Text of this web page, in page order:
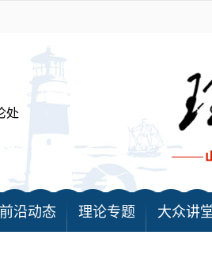
前沿动态 理论专题 大众讲